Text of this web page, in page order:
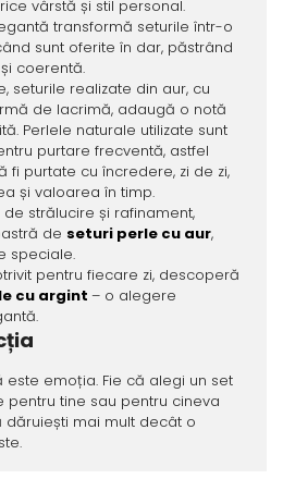
vârstă și stil personal.
transformă seturile într-o
sunt oferite în dar, păstrând
coerentă.
seturile realizate din aur, cu
de lacrimă, adaugă o notă
Perlele naturale utilizate sunt
purtare frecventă, astfel
fi purtate cu încredere, zi de zi,
și valoarea în timp.
strălucire și rafinament,
de seturi perle cu aur,
speciale.
pentru fiecare zi, descoperă
cu argint – o alegere
este emoția. Fie că alegi un set
tine sau pentru cineva
mai mult decât o